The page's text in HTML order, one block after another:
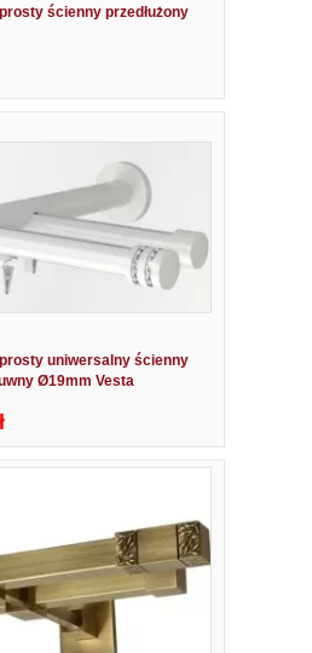
ścienny przedłużony
uniwersalny ścienny
Ø19mm Vesta